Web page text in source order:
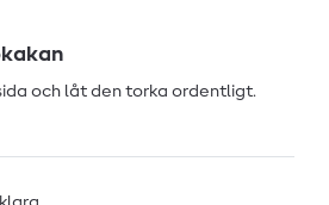
och låt den torka ordentligt.